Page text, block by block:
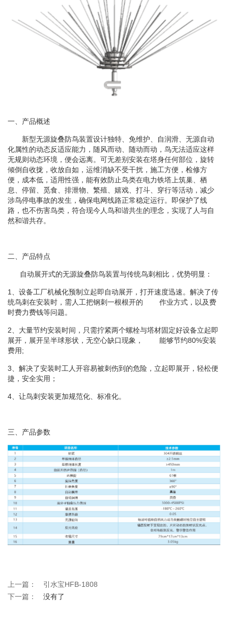
一、产品概述
新型无源旋叠防鸟装置设计独特、免维护、自润滑、无源自动
化属性的动态反适应能力，随风而动、随动而动，鸟无法适应这样
无规则动态环境，便会远离。可无差别安装在塔身任何部位，旋转
倾倒自收拢，收放自如，运维消缺不受干扰，施工方便，检修方
便，成本低，适用性强，能有效防止鸟类在电力铁塔上筑巢、栖
息、停留、觅食、排泄物、繁殖、嬉戏、打斗、穿行等活动，减少
涉鸟停电事故的发生，确保电网线路正常稳定运行。即保护了线
路，也不伤害鸟类，符合现今人鸟和谐共生的理念，实现了人与自
然和谐共存。
二、产品特点
自动展开式的无源旋叠防鸟装置与传统鸟刺相比，优势明显：
1、设备工厂机械化预制立起即自动展开，打开速度迅速。解决了传
统鸟刺在安装时，需人工把钢刺一根根开的 作业方式，以及费
时费力费钱等问题。
2、大量节约安装时间，只需拧紧两个螺栓与塔材固定好设备立起即
展开，展开呈半球形状，无空心缺口现象， 能够节约80%安装
费用;
3、解决了安装时工人开容易被刺伤到的危险，立起即展开，轻松便
捷，安全实用；
4、让鸟刺安装更加规范化、标准化。
三、产品参数
上一篇：
引水宝HFB-1808
下一篇：
没有了